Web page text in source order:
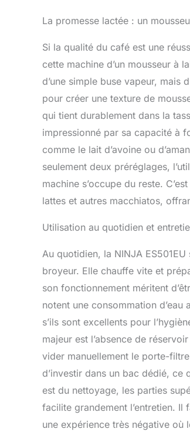
La promesse lactée : un
Si la qualité du café est une
cette machine d’un mousseur à
d’une simple buse vapeur, mais
pour créer une texture de
qui tient durablement dans la
impressionné par sa capacité à
comme le lait d’avoine ou
seulement deux préréglages,
machine s’occupe du reste.
lattes et autres macchiatos,
Utilisation au quotidien et
Au quotidien, la NINJA
broyeur. Elle chauffe vite et
son fonctionnement méritent
notent une consommation
s’ils sont excellents pour
majeur est l’absence de
vider manuellement le porte-
d’investir dans un bac dédié,
est du nettoyage, les parties
facilite grandement l’entretien.
une expérience très négative